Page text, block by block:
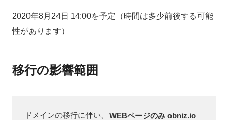
2020年8月24日 14:00を予定（時間は多少前後する可能
性があります）
移行の影響範囲
ドメインの移行に伴い、
WEBページのみ obniz.io